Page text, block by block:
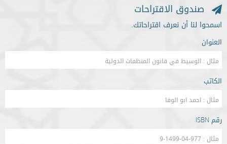
صندوق الاقتراحات
اسمحوا لنا أن نعرف اقتراحاتك.
العنوان
الكاتب
رقم ISBN